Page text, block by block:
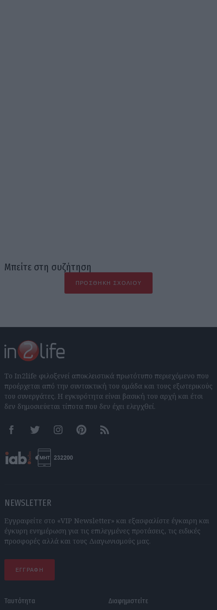
Μπείτε στη συζήτηση
ΠΡΟΣΘΉΚΗ ΣΧΟΛΊΟΥ
Το In2life φιλοξενεί αποκλειστικά πρωτότυπο περιεχόμενο που
προέρχεται από την συντακτική του ομάδα και τους εξωτερικούς
του συνεργάτες. Η εγκυρότητα είναι βασική του αρχή και έτσι
δεν δημοσιεύεται τίποτα που δεν έχει ελεγχθεί.
FacebookTwitter InstagramPinterestRSS feeds
NEWSLETTER
Εγγραφείτε στο «VIP Newsletter» και εξασφαλίστε έγκαιρη και
έγκυρη ενημέρωση για τις επιλεγμένες προτάσεις, τις ειδικές
προσφορές αλλά και τους Διαγωνισμούς μας.
ΕΓΓΡΑΦΗ
Ταυτότητα Διαφημιστείτε